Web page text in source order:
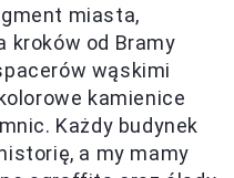
miasta,
kroków od Bramy
wąskimi
kamienice
Każdy budynek
a my mamy